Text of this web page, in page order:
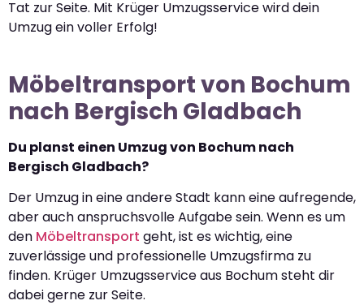
Tat zur Seite. Mit Krüger Umzugsservice wird dein
Umzug ein voller Erfolg!
Möbeltransport von Bochum
nach Bergisch Gladbach
Du planst einen Umzug von Bochum nach
Bergisch Gladbach?
Der Umzug in eine andere Stadt kann eine aufregende,
aber auch anspruchsvolle Aufgabe sein. Wenn es um
den Möbeltransport geht, ist es wichtig, eine
zuverlässige und professionelle Umzugsfirma zu
finden. Krüger Umzugsservice aus Bochum steht dir
dabei gerne zur Seite.